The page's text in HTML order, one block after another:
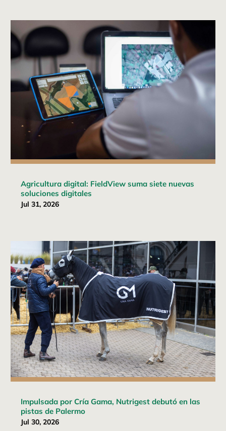
Agricultura digital: FieldView suma siete nuevas
soluciones digitales
Jul 31, 2026
Impulsada por Cría Gama, Nutrigest debutó en las
pistas de Palermo
Jul 30, 2026